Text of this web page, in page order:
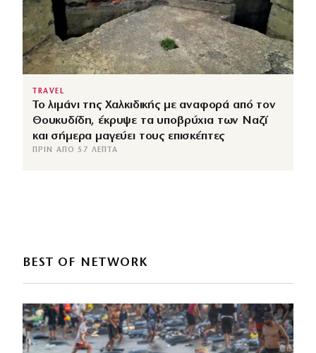
TRAVEL
Το λιμάνι της Χαλκιδικής με αναφορά από τον
Θουκυδίδη, έκρυψε τα υποβρύχια των Ναζί
και σήμερα μαγεύει τους επισκέπτες
ΠΡΙΝ ΑΠΌ 57 ΛΕΠΤΆ
BEST OF NETWORK